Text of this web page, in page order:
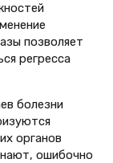
позволяет
регресса
болезни
органов
ошибочно